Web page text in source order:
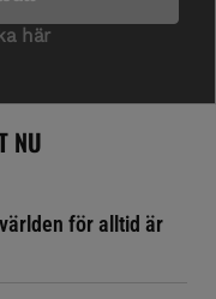
NU
för alltid är